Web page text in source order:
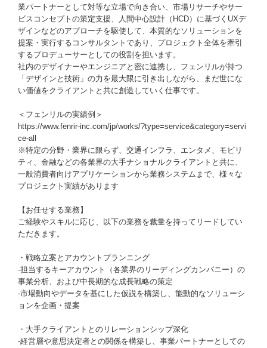
業パートナーとして対等な立場で向き合い、市場リサーチやサー
ビスコンセプトの策定支援、人間中心設計（HCD）に基づくUXデ
ザインなどのアプローチを駆使して、本質的なソリューションを
提案・実行するコンサルタントであり、プロジェクト全体を牽引
するプロデューサーとしての役割を担います。
社内のデザイナーやエンジニアと密に連携し、フェンリルが持つ
「デザインと技術」の力を最大限に引き出しながら、まだ世にな
い価値をクライアントと共に創造していく仕事です。
＜フェンリルの実績例＞
https://www.fenrir-inc.com/jp/works/?type=service&category=servi
ce-all
※特定の分野・業界に限らず、交通インフラ、エンタメ、モビリ
ティ、金融などの各業界の大手ナショナルクライアントと共に、
一般消費者向けアプリケーションから業務システムまで、様々な
プロジェクト実績があります
【お任せする業務】
ご経験やスキルに応じ、以下の業務を裁量を持ってリードしてい
ただきます。
・戦略立案とアカウントプランニング
-担当するキーアカウント（各業界のリーディングカンパニー）の
事業分析、および中長期的な成長戦略の策定
-市場動向やデータを基にした仮説を構築し、能動的なソリューシ
ョンを企画・提案
・大手クライアントとのリレーションシップ深化
-経営層や意思決定者との関係を構築し、事業パートナーとしての